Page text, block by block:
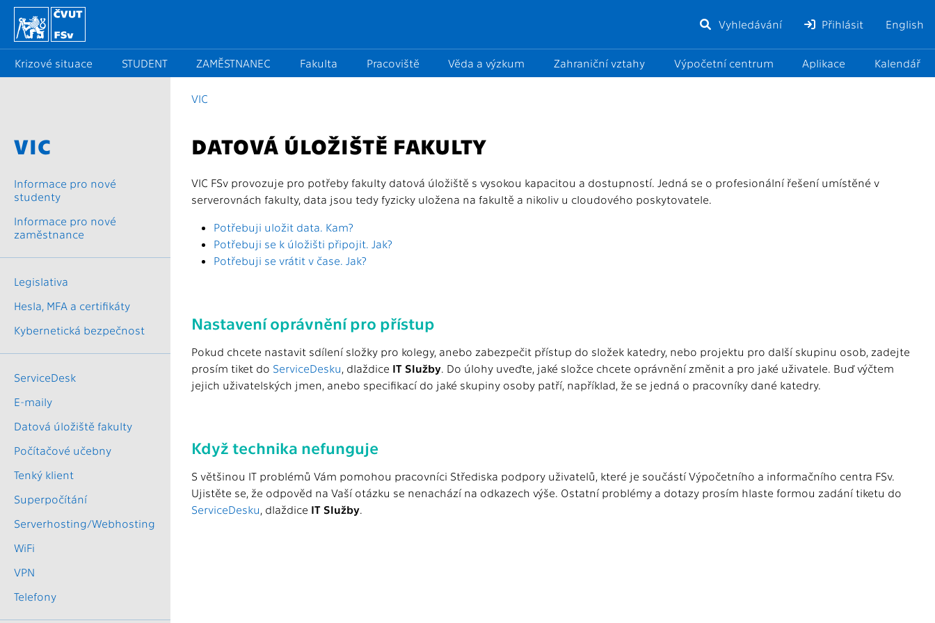
Vyhledávání Přihlásit English
Krizové situace STUDENT ZAMĚSTNANEC Fakulta Pracoviště Věda a výzkum Zahraniční vztahy Výpočetní centrum Aplikace Kalendář
VIC
Informace pro nové
studenty
Informace pro nové
zaměstnance
Legislativa
Hesla, MFA a certifikáty
Kybernetická bezpečnost
ServiceDesk
E-maily
Datová úložiště fakulty
Počítačové učebny
Tenký klient
Superpočítání
Serverhosting/Webhosting
WiFi
VPN
Telefony
VIC
DATOVÁ ÚLOŽIŠTĚ FAKULTY
VIC FSv provozuje pro potřeby fakulty datová úložiště s vysokou kapacitou a dostupností. Jedná se o profesionální řešení umístěné v
serverovnách fakulty, data jsou tedy fyzicky uložena na fakultě a nikoliv u cloudového poskytovatele.
Potřebuji uložit data. Kam?
Potřebuji se k úložišti připojit. Jak?
Potřebuji se vrátit v čase. Jak?
Nastavení oprávnění pro přístup
Pokud chcete nastavit sdílení složky pro kolegy, anebo zabezpečit přístup do složek katedry, nebo projektu pro další skupinu osob, zadejte
prosím tiket do ServiceDesku, dlaždice IT Služby. Do úlohy uveďte, jaké složce chcete oprávnění změnit a pro jaké uživatele. Buď výčtem
jejich uživatelských jmen, anebo specifikací do jaké skupiny osoby patří, například, že se jedná o pracovníky dané katedry.
Když technika nefunguje
S většinou IT problémů Vám pomohou pracovníci Střediska podpory uživatelů, které je součástí Výpočetního a informačního centra FSv.
Ujistěte se, že odpověd na Vaší otázku se nenachází na odkazech výše. Ostatní problémy a dotazy prosím hlaste formou zadání tiketu do
ServiceDesku, dlaždice IT Služby.